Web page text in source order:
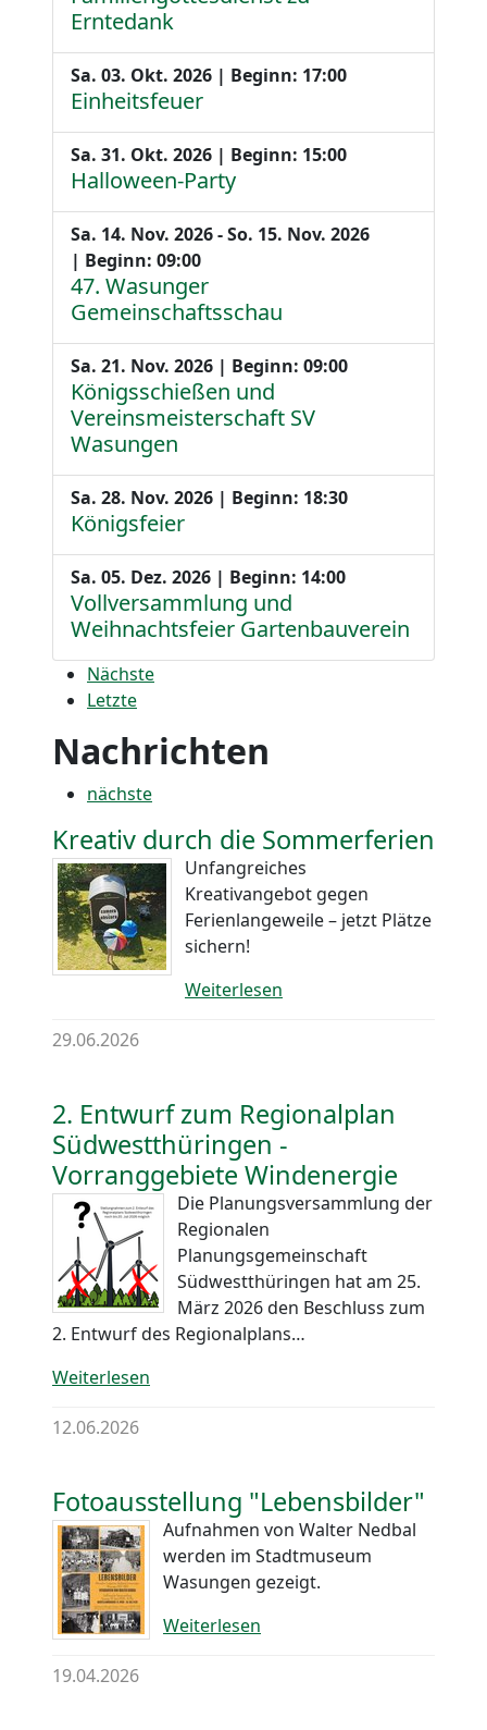
Erntedank
Sa. 03. Okt. 2026 | Beginn: 17:00
Einheitsfeuer
Sa. 31. Okt. 2026 | Beginn: 15:00
Halloween-Party
Sa. 14. Nov. 2026 - So. 15. Nov. 2026
| Beginn: 09:00
47. Wasunger
Gemeinschaftsschau
Sa. 21. Nov. 2026 | Beginn: 09:00
Königsschießen und
Vereinsmeisterschaft SV
Wasungen
Sa. 28. Nov. 2026 | Beginn: 18:30
Königsfeier
Sa. 05. Dez. 2026 | Beginn: 14:00
Vollversammlung und
Weihnachtsfeier Gartenbauverein
Nächste
Letzte
Nachrichten
nächste
Kreativ durch die Sommerferien
Unfangreiches
Kreativangebot gegen
Ferienlangeweile – jetzt Plätze
sichern!
Weiterlesen
29.06.2026
2. Entwurf zum Regionalplan
Südwestthüringen -
Vorranggebiete Windenergie
Die Planungsversammlung der
Regionalen
Planungsgemeinschaft
Südwestthüringen hat am 25.
März 2026 den Beschluss zum
2. Entwurf des Regionalplans…
Weiterlesen
12.06.2026
Fotoausstellung "Lebensbilder"
Aufnahmen von Walter Nedbal
werden im Stadtmuseum
Wasungen gezeigt.
Weiterlesen
19.04.2026